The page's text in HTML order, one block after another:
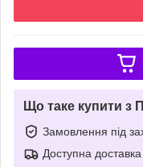
Що таке купити з
Замовлення під
Доступна доставка